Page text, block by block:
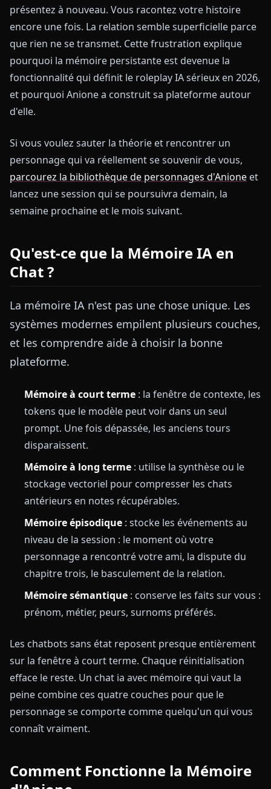
présentez à nouveau. Vous racontez votre histoire
encore une fois. La relation semble superficielle parce
que rien ne se transmet. Cette frustration explique
pourquoi la mémoire persistante est devenue la
fonctionnalité qui définit le roleplay IA sérieux en 2026,
et pourquoi Anione a construit sa plateforme autour
d'elle.
Si vous voulez sauter la théorie et rencontrer un
personnage qui va réellement se souvenir de vous,
parcourez la bibliothèque de personnages d'Anione et
lancez une session qui se poursuivra demain, la
semaine prochaine et le mois suivant.
Qu'est-ce que la Mémoire IA en
Chat ?
La mémoire IA n'est pas une chose unique. Les
systèmes modernes empilent plusieurs couches,
et les comprendre aide à choisir la bonne
plateforme.
Mémoire à court terme : la fenêtre de contexte, les
tokens que le modèle peut voir dans un seul
prompt. Une fois dépassée, les anciens tours
disparaissent.
Mémoire à long terme : utilise la synthèse ou le
stockage vectoriel pour compresser les chats
antérieurs en notes récupérables.
Mémoire épisodique : stocke les événements au
niveau de la session : le moment où votre
personnage a rencontré votre ami, la dispute du
chapitre trois, le basculement de la relation.
Mémoire sémantique : conserve les faits sur vous :
prénom, métier, peurs, surnoms préférés.
Les chatbots sans état reposent presque entièrement
sur la fenêtre à court terme. Chaque réinitialisation
efface le reste. Un chat ia avec mémoire qui vaut la
peine combine ces quatre couches pour que le
personnage se comporte comme quelqu'un qui vous
connaît vraiment.
Comment Fonctionne la Mémoire